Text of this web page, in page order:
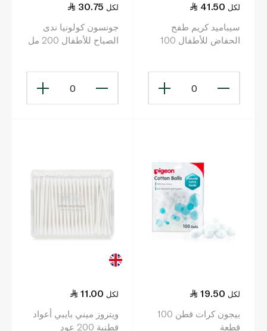
41.50 لكل
سيباميد كريم طفح
الحفاض للأطفال 100
0
30.75 لكل
جونسون كولونيا ندى
الصباح للأطفال 200 مل
0
19.50 لكل
بيجون كرات قطن 100
قطعة
11.00 لكل
ويتروز ميني بايبي أعواد
قطنية 200 عود